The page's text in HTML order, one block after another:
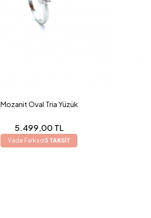
Mozanit Oval Tria Yüzük
5.499,00 TL
Vade Farksız3 TAKSİT